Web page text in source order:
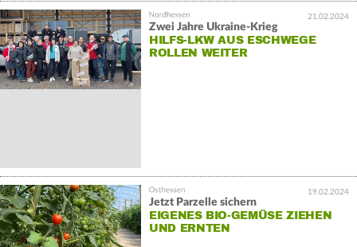
21.02.2024
Zwei Jahre Ukraine-Krieg
HILFS-LKW AUS ESCHWEGE
ROLLEN WEITER
19.02.2024
Jetzt Parzelle sichern
EIGENES BIO-GEMÜSE ZIEHEN
UND ERNTEN